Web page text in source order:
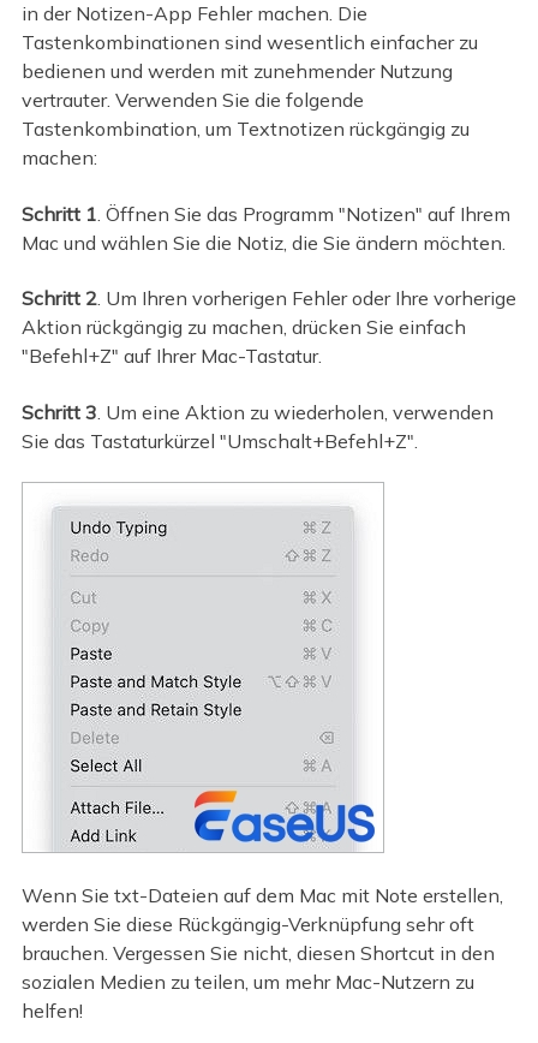
in der Notizen-App Fehler machen. Die
Tastenkombinationen sind wesentlich einfacher zu
bedienen und werden mit zunehmender Nutzung
vertrauter. Verwenden Sie die folgende
Tastenkombination, um Textnotizen rückgängig zu
machen:
Schritt 1 . Öffnen Sie das Programm "Notizen" auf Ihrem
Mac und wählen Sie die Notiz, die Sie ändern möchten.
Schritt 2. Um Ihren vorherigen Fehler oder Ihre vorherige
Aktion rückgängig zu machen, drücken Sie einfach
"Befehl+Z" auf Ihrer Mac-Tastatur.
Schritt 3 . Um eine Aktion zu wiederholen, verwenden
Sie das Tastaturkürzel "Umschalt+Befehl+Z".
Wenn Sie txt-Dateien auf dem Mac mit Note erstellen,
werden Sie diese Rückgängig-Verknüpfung sehr oft
brauchen. Vergessen Sie nicht, diesen Shortcut in den
sozialen Medien zu teilen, um mehr Mac-Nutzern zu
helfen!